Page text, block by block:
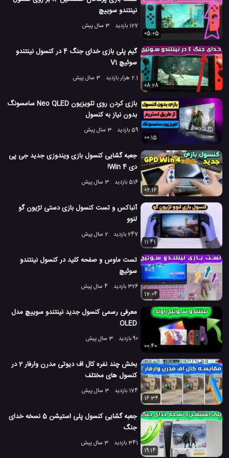
نینتندو سوییچ
127 بازدید
3 سال پیش
05:05
گیم پلی بازی خدای جنگ 4 در کنسول نینتندو
سوئیچ V1
2.1 هزار بازدید
3 سال پیش
08:28
بازی کردن روی تلویزیون Neo QLED سامسونگ
بدون نیاز به کنسول
59 بازدید
3 سال پیش
00:15
جعبه گشایی کنسول بازی ویندوزی جدید جی پی
دی Win 4!
516 بازدید
3 سال پیش
02:12
آنباکس و تست کنسول بازی دستی لژیون گو
لنوو
247 بازدید
2 سال پیش
11:41
تست ماوس و صفحه کلید در کنسول نینتندو
سوئیچ
326 بازدید
4 سال پیش
17:04
معرفی رسمی کنسول جدید نینتندو سوییچ مدل
OLED
90 بازدید
3 سال پیش
00:40
بخش چند نفره کال اف دیوتی مدرن وارفار 2 در
کنسول های مختلف
174 بازدید
3 سال پیش
16:34
جعبه گشایی کنسول پلی استیشن 5 نسخه خدای
جنگ
341 بازدید
3 سال پیش
19:14